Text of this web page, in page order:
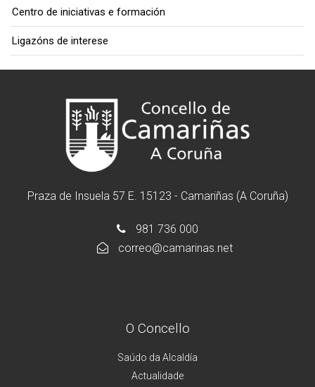
Centro de iniciativas e formación
Ligazóns de interese
Praza de Insuela 57 E. 15123 - Camariñas (A Coruña)
981 736 000
correo@camarinas.net
O Concello
Saúdo da Alcaldía
Actualidade